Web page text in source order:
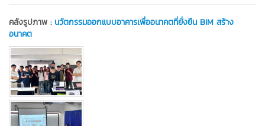
คลังรูปภาพ : นวัตกรรมออกแบบอาคารเพื่ออนาคตที่ยั่งยืน BIM สร้าง
อนาคต